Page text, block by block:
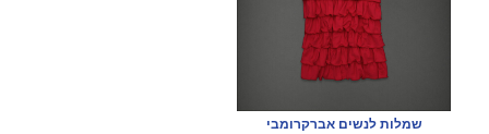
שמלות לנשים אברקרומבי